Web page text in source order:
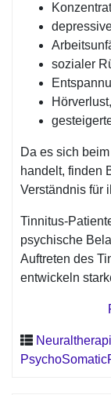
sozialer
Da es sich
handelt, finden
Verständnis für
Tinnitus-
psychische
Auftreten des
entwickeln